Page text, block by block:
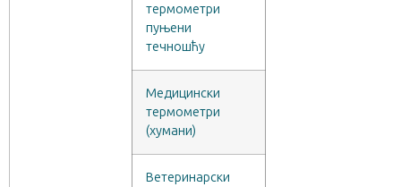
термометри
пуњени
течношћу
Медицински
термометри
(хумани)
Ветеринарски